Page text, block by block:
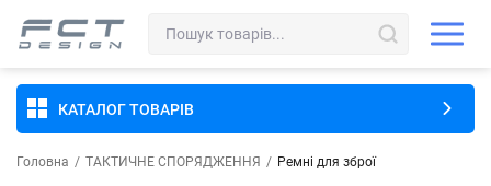
КАТАЛОГ ТОВАРІВ
Головна / ТАКТИЧНЕ СПОРЯДЖЕННЯ / Ремні для зброї